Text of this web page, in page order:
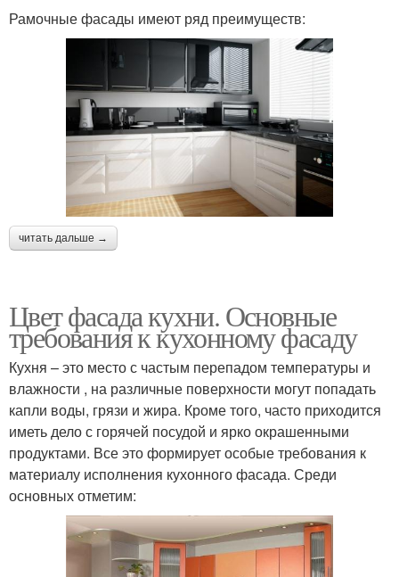
Рамочные фасады имеют ряд преимуществ:
читать дальше →
Цвет фасада кухни. Основные
требования к кухонному фасаду
Кухня – это место с частым перепадом температуры и
влажности , на различные поверхности могут попадать
капли воды, грязи и жира. Кроме того, часто приходится
иметь дело с горячей посудой и ярко окрашенными
продуктами. Все это формирует особые требования к
материалу исполнения кухонного фасада. Среди
основных отметим: